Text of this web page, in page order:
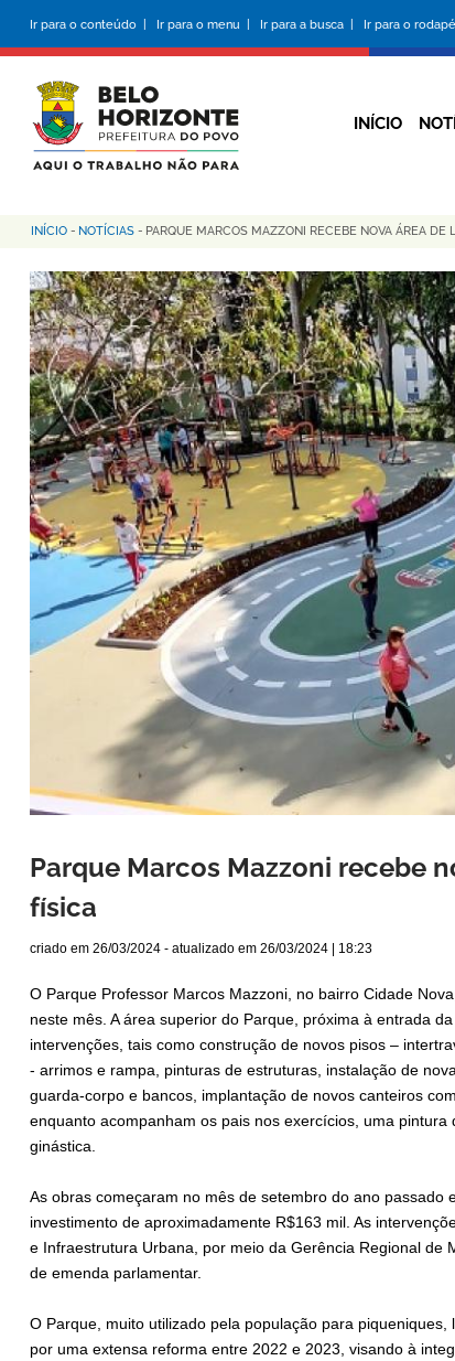
conteúdo
principal
Ir para o conteúdo | Ir para o menu | Ir para a busca | Ir para o
INÍCIO
Trilha
de
navegação
INÍCIO - NOTÍCIAS - PARQUE MARCOS MAZZONI RECEBE NOVA ÁREA DE
Parque Marcos Mazzoni recebe
física
criado em 26/03/2024 - atualizado em 26/03/2024 | 18:23
O Parque Professor Marcos Mazzoni, no bairro Cidade
neste mês. A área superior do Parque, próxima à entrada
intervenções, tais como construção de novos pisos –
- arrimos e rampa, pinturas de estruturas, instalação de
guarda-corpo e bancos, implantação de novos canteiros
enquanto acompanham os pais nos exercícios, uma
ginástica.
As obras começaram no mês de setembro do ano
investimento de aproximadamente R$163 mil. As
e Infraestrutura Urbana, por meio da Gerência Regional de
de emenda parlamentar.
O Parque, muito utilizado pela população para
por uma extensa reforma entre 2022 e 2023, visando à